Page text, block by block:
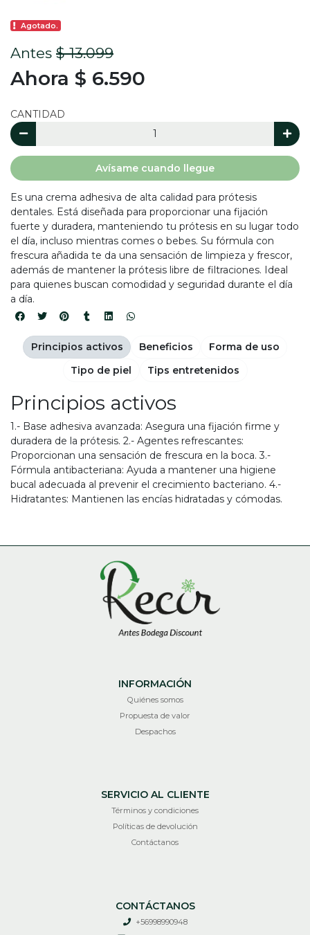
Agotado.
Antes $ 13.099
Ahora $ 6.590
CANTIDAD
Avísame cuando llegue
Es una crema adhesiva de alta calidad para prótesis
dentales. Está diseñada para proporcionar una fijación
fuerte y duradera, manteniendo tu prótesis en su lugar todo
el día, incluso mientras comes o bebes. Su fórmula con
frescura añadida te da una sensación de limpieza y frescor,
además de mantener la prótesis libre de filtraciones. Ideal
para quienes buscan comodidad y seguridad durante el día
a día.
Principios activos
1.- Base adhesiva avanzada: Asegura una fijación firme y
duradera de la prótesis. 2.- Agentes refrescantes:
Proporcionan una sensación de frescura en la boca. 3.-
Fórmula antibacteriana: Ayuda a mantener una higiene
bucal adecuada al prevenir el crecimiento bacteriano. 4.-
Hidratantes: Mantienen las encías hidratadas y cómodas.
Principios activos Beneficios
Forma de uso
Tipo de piel
Tips entretenidos
INFORMACIÓN
Quiénes somos
Propuesta de valor
Despachos
SERVICIO AL CLIENTE
Términos y condiciones
Políticas de devolución
Contáctanos
CONTÁCTANOS
+56998990948